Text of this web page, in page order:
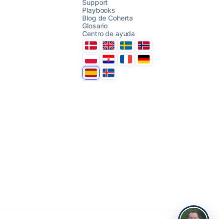
AI Campaign Assist
Support
Playbooks
Blog de Coherta
Glosario
Centro de ayuda
DanmarkUnited Kingdom
SverigeNorge
PolskaHrvatskaFranceDeutschland
EspanaÍsland